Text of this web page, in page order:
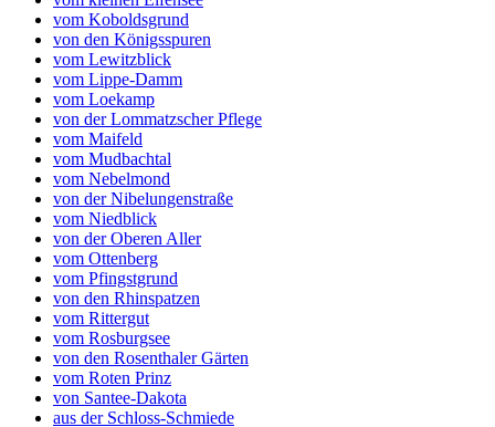
vom Koboldsgrund
von den Königsspuren
vom Lewitzblick
vom Lippe-Damm
vom Loekamp
von der Lommatzscher Pflege
vom Maifeld
vom Mudbachtal
vom Nebelmond
von der Nibelungenstraße
vom Niedblick
von der Oberen Aller
vom Ottenberg
vom Pfingstgrund
von den Rhinspatzen
vom Rittergut
vom Rosburgsee
von den Rosenthaler Gärten
vom Roten Prinz
von Santee-Dakota
aus der Schloss-Schmiede